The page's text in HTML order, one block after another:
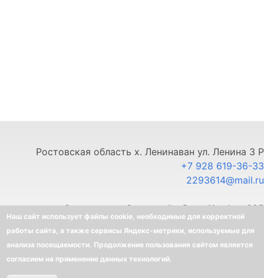
Ростовская область х. Ленинаван ул. Ленина 3 Р
+7 928 619-36-33
2293614@mail.ru
г. Ставрополь, Северный обход 11, офис 325
+7 903 445-80-33
©BELLOTA - Интернет-магазин
Создание интернет-магазина
Наш сайт использует файлы cookie, необходимые для корректной
работы сайта, а также сервисы Яндекс-метрики, используемые для
анализа посещаемости. Продолжение пользования сайтом является
согласием на применение данных технологий.